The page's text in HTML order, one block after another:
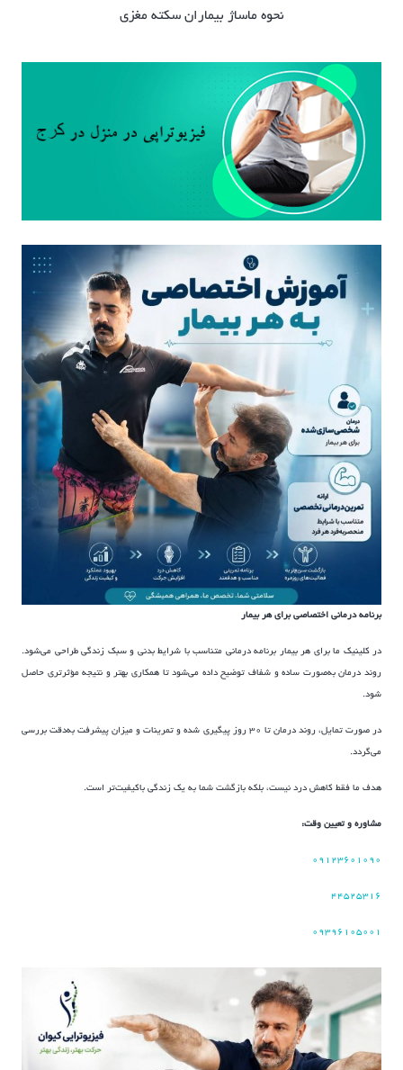
نحوه ماساژ بیماران سکته مغزی
برنامه درمانی اختصاصی برای هر بیمار
در کلینیک ما برای هر بیمار برنامه درمانی متناسب با شرایط بدنی و سبک زندگی طراحی می‌شود.
روند درمان به‌صورت ساده و شفاف توضیح داده می‌شود تا همکاری بهتر و نتیجه مؤثرتری حاصل
شود.
در صورت تمایل، روند درمان تا ۳۰ روز پیگیری شده و تمرینات و میزان پیشرفت به‌دقت بررسی
می‌گردد.
هدف ما فقط کاهش درد نیست، بلکه بازگشت شما به یک زندگی باکیفیت‌تر است.
مشاوره و تعیین وقت:
۰۹۱۲۳۶۰۱۰۹۰
۴۴۵۲۵۳۱۶
۰۹۳۹۶۱۰۵۰۰۱